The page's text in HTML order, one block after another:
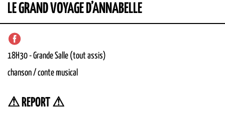
LE GRAND VOYAGE D’ANNABELLE
18H30-Grande Salle (tout assis)
chanson / conte musical
⚠ REPORT ⚠